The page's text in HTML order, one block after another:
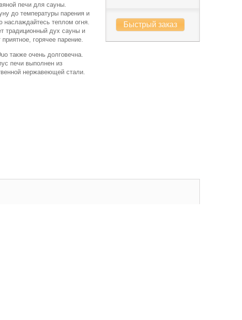
печи для сауны.
до температуры парения и
наслаждайтесь теплом огня.
традиционный дух сауны и
приятное, горячее парение.
также очень долговечна.
печи выполнен из
нержавеющей стали.
Быстрый заказ